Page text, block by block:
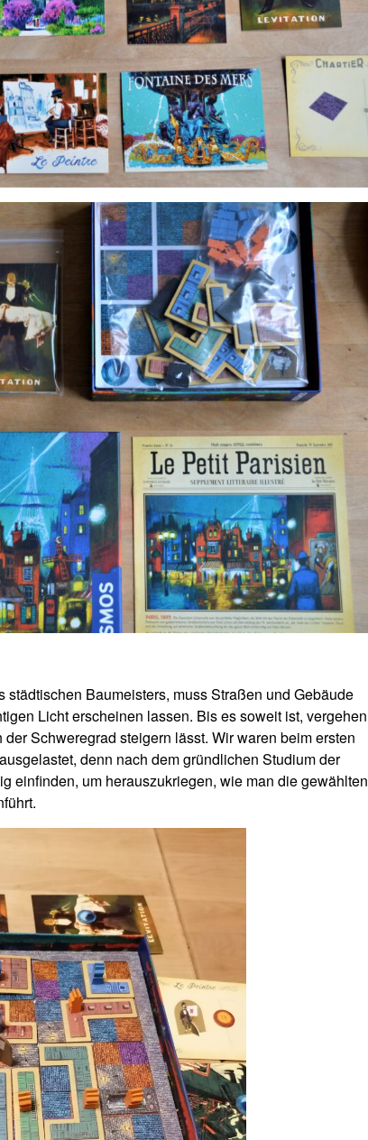
Baumeisters, muss Straßen und Gebäude
Licht erscheinen lassen. Bis es soweit ist, vergehen
Schweregrad steigern lässt. Wir waren beim ersten
denn nach dem gründlichen Studium der
einfinden, um herauszukriegen, wie man die gewählten